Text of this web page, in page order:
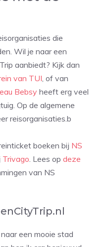
die
Wil je naar een
aanbiedt? Kijk dan
van TUI , of van
Bebsy heeft erg veel
Op de algemene
reisorganisaties.b
boeken bij NS
Trivago . Lees op deze
van NS
een mooie stad